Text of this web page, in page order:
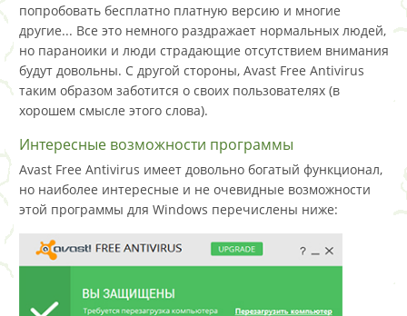
попробовать бесплатно платную версию и многие
другие... Все это немного раздражает нормальных людей,
но параноики и люди страдающие отсутствием внимания
будут довольны. С другой стороны, Avast Free Antivirus
таким образом заботится о своих пользователях (в
хорошем смысле этого слова).
Интересные возможности программы
Avast Free Antivirus имеет довольно богатый функционал,
но наиболее интересные и не очевидные возможности
этой программы для Windows перечислены ниже: